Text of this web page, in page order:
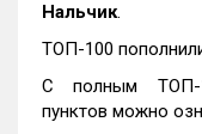
Нальчик.
ТОП-100
С полным ТОП-
пунктов можно